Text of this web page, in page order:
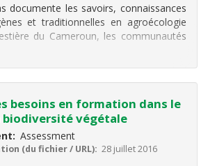
documente les savoirs, connaissances
et traditionnelles en agroécologie
du Cameroun, les communautés
pratiquent l’agriculture de forêt
besoins en formation dans le
biodiversité végétale
Assessment
(du fichier / URL) 28 juillet 2016